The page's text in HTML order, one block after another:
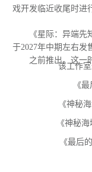
戏开发临近收尾时进
《星际：异端先知
于2027年中期左右发
之前推出。这一
该工作室近
《最后
《神秘海
《神秘海域
《最后的